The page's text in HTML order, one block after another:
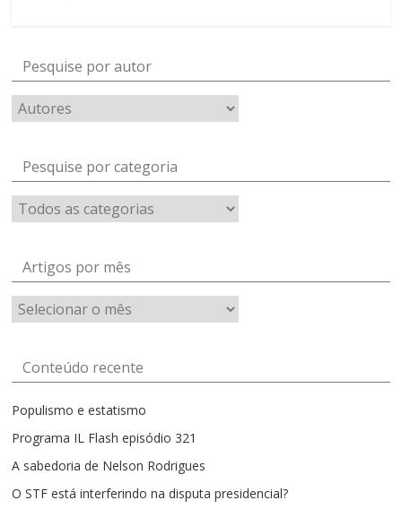
Pesquise por autor
Pesquise por categoria
Artigos por mês
Artigos
por
Conteúdo recente
Populismo e estatismo
Programa IL Flash episódio 321
A sabedoria de Nelson Rodrigues
O STF está interferindo na disputa presidencial?